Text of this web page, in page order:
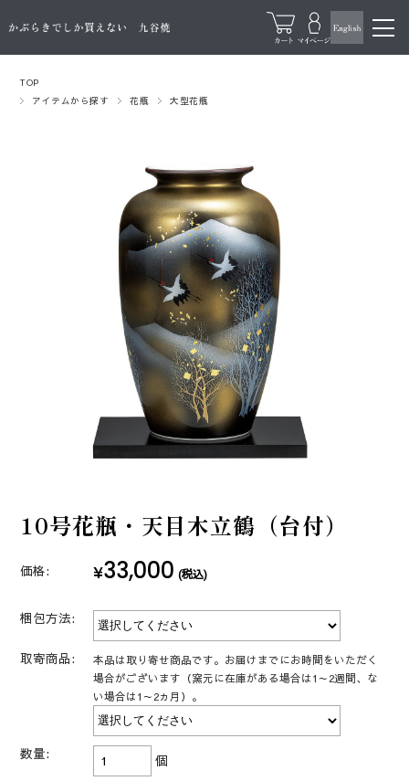
TOP
アイテムから探す
花瓶 大型花瓶
10号花瓶・天目木立鶴（台付）
価格: ¥33,000 (税込)
梱包方法:
取寄商品:
本品は取り寄せ商品です。お届けまでにお時間をいただく
場合がございます（窯元に在庫がある場合は1～2週間、な
い場合は1～2ヵ月）。
数量: 個